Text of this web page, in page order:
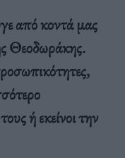
από κοντά μας
Θεοδωράκης.
ή εκείνοι την